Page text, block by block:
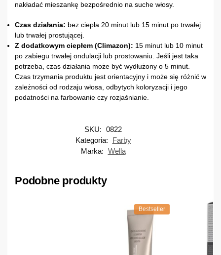
nakładać mieszankę bezpośrednio na suche włosy.
Czas działania: bez ciepła 20 minut lub 15 minut po trwałej
lub trwałej prostującej.
Z dodatkowym ciepłem (Climazon): 15 minut lub 10 minut
po zabiegu trwałej ondulacji lub prostowaniu. Jeśli jest taka
potrzeba, czas działania może być wydłużony o 5 minut.
Czas trzymania produktu jest orientacyjny i może się różnić w
zależności od rodzaju włosa, odbytych koloryzacji i jego
podatności na farbowanie czy rozjaśnianie.
SKU: 0822
Kategoria:
Farby
Marka: Wella
Podobne produkty
Bestseller